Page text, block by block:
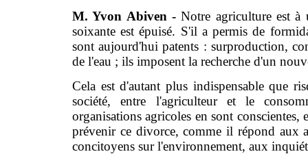
M. Yvon Abiven -Notre agriculture est à
soixante est épuisé. S'il a permis de
sont aujourd'hui patents : surproduction,
de l'eau ; ils imposent la recherche d'un
Cela est d'autant plus indispensable que
société, entre l'agriculteur et le
organisations agricoles en sont
prévenir ce divorce, comme il répond aux
concitoyens sur l'environnement, aux